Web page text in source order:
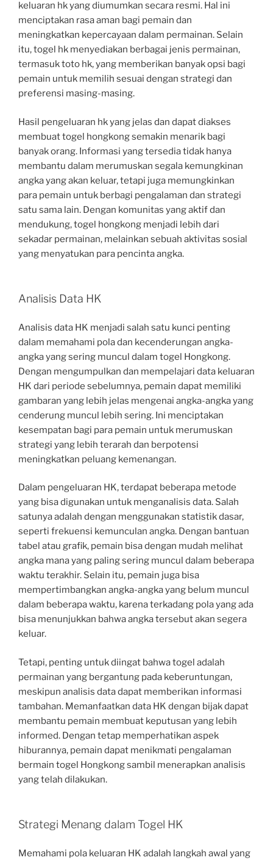
keluaran hk yang diumumkan secara resmi. Hal ini
menciptakan rasa aman bagi pemain dan
meningkatkan kepercayaan dalam permainan. Selain
itu, togel hk menyediakan berbagai jenis permainan,
termasuk toto hk, yang memberikan banyak opsi bagi
pemain untuk memilih sesuai dengan strategi dan
preferensi masing-masing.
Hasil pengeluaran hk yang jelas dan dapat diakses
membuat togel hongkong semakin menarik bagi
banyak orang. Informasi yang tersedia tidak hanya
membantu dalam merumuskan segala kemungkinan
angka yang akan keluar, tetapi juga memungkinkan
para pemain untuk berbagi pengalaman dan strategi
satu sama lain. Dengan komunitas yang aktif dan
mendukung, togel hongkong menjadi lebih dari
sekadar permainan, melainkan sebuah aktivitas sosial
yang menyatukan para pencinta angka.
Analisis Data HK
Analisis data HK menjadi salah satu kunci penting
dalam memahami pola dan kecenderungan angka-
angka yang sering muncul dalam togel Hongkong.
Dengan mengumpulkan dan mempelajari data keluaran
HK dari periode sebelumnya, pemain dapat memiliki
gambaran yang lebih jelas mengenai angka-angka yang
cenderung muncul lebih sering. Ini menciptakan
kesempatan bagi para pemain untuk merumuskan
strategi yang lebih terarah dan berpotensi
meningkatkan peluang kemenangan.
Dalam pengeluaran HK, terdapat beberapa metode
yang bisa digunakan untuk menganalisis data. Salah
satunya adalah dengan menggunakan statistik dasar,
seperti frekuensi kemunculan angka. Dengan bantuan
tabel atau grafik, pemain bisa dengan mudah melihat
angka mana yang paling sering muncul dalam beberapa
waktu terakhir. Selain itu, pemain juga bisa
mempertimbangkan angka-angka yang belum muncul
dalam beberapa waktu, karena terkadang pola yang ada
bisa menunjukkan bahwa angka tersebut akan segera
keluar.
Tetapi, penting untuk diingat bahwa togel adalah
permainan yang bergantung pada keberuntungan,
meskipun analisis data dapat memberikan informasi
tambahan. Memanfaatkan data HK dengan bijak dapat
membantu pemain membuat keputusan yang lebih
informed. Dengan tetap memperhatikan aspek
hiburannya, pemain dapat menikmati pengalaman
bermain togel Hongkong sambil menerapkan analisis
yang telah dilakukan.
Strategi Menang dalam Togel HK
Memahami pola keluaran HK adalah langkah awal yang